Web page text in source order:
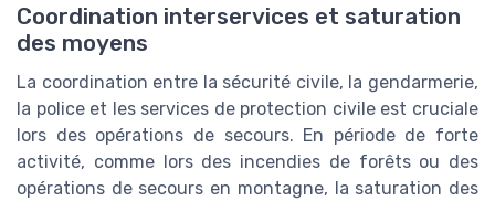
Coordination interservices et saturation
des moyens
La coordination entre la sécurité civile, la gendarmerie,
la police et les services de protection civile est cruciale
lors des opérations de secours. En période de forte
activité, comme lors des incendies de forêts ou des
opérations de secours en montagne, la saturation des